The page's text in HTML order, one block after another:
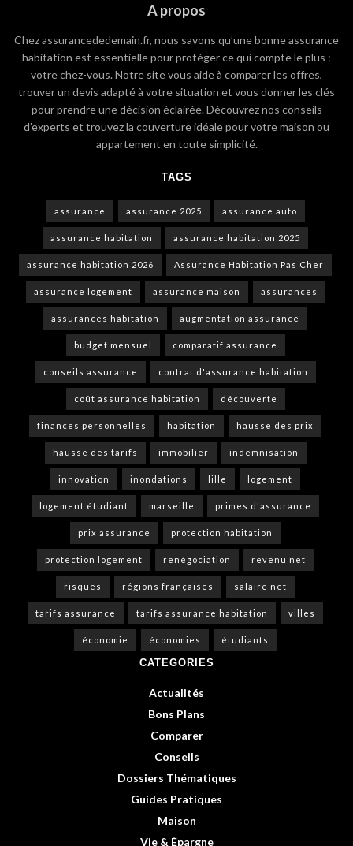
A propos
Chez assurancededemain.fr, nous savons qu’une bonne assurance
habitation est essentielle pour protéger ce qui compte le plus :
votre chez-vous. Notre site vous aide à comparer les offres,
trouver un devis adapté à votre situation et vous donner les clés
pour prendre une décision éclairée. Découvrez nos conseils
d’experts et trouvez la couverture idéale pour votre maison ou
appartement en toute simplicité.
TAGS
assurance assurance 2025 assurance auto
assurance habitation assurance habitation 2025
assurance habitation 2026 Assurance Habitation Pas Cher
assurance logement assurance maison assurances
assurances habitation augmentation assurance
budget mensuel comparatif assurance
conseils assurance contrat d'assurance habitation
coût assurance habitation découverte
finances personnelles habitation hausse des prix
hausse des tarifs immobilier indemnisation
innovation inondations lille logement
logement étudiant marseille primes d'assurance
prix assurance protection habitation
protection logement renégociation revenu net
risques régions françaises salaire net
tarifs assurance tarifs assurance habitation villes
économie économies étudiants
CATEGORIES
Actualités
Bons Plans
Comparer
Conseils
Dossiers Thématiques
Guides Pratiques
Maison
Vie & Épargne